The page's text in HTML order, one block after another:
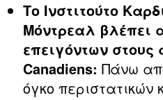
Το Ινστιτούτο
Μόντρεαλ βλέπει
επειγόντων
Canadiens: Πάνω
όγκο